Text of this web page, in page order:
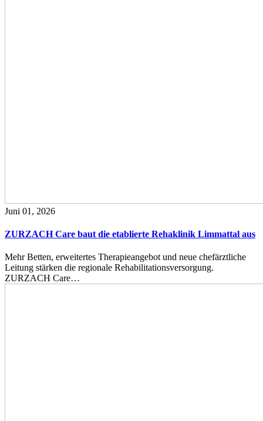
Juni 01, 2026
ZURZACH Care baut die etablierte Rehaklinik Limmattal aus
Mehr Betten, erweitertes Therapieangebot und neue chefärztliche
Leitung stärken die regionale Rehabilitationsversorgung.
ZURZACH Care…